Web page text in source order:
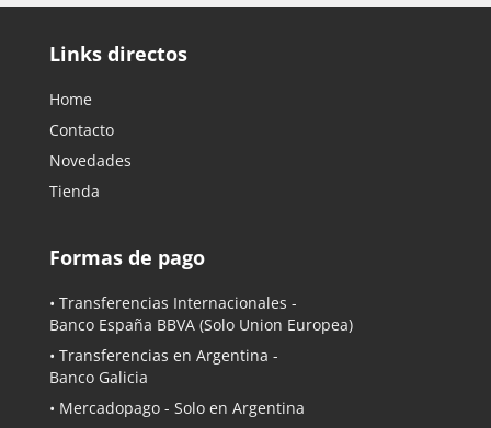
Links directos
Home
Contacto
Novedades
Tienda
Formas de pago
• Transferencias Internacionales -
Banco España BBVA (Solo Union Europea)
• Transferencias en Argentina -
Banco Galicia
• Mercadopago - Solo en Argentina